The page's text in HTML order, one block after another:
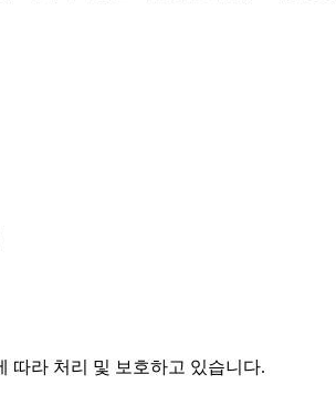
따라 처리 및 보호하고 있습니다.